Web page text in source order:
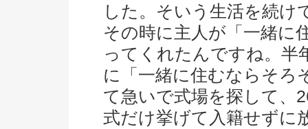
した。そいう生活を続け
その時に主人が「一緒に
ってくれたんですね。半
に「一緒に住むならそろ
て急いで式場を探して、
式だけ挙げて入籍せずに